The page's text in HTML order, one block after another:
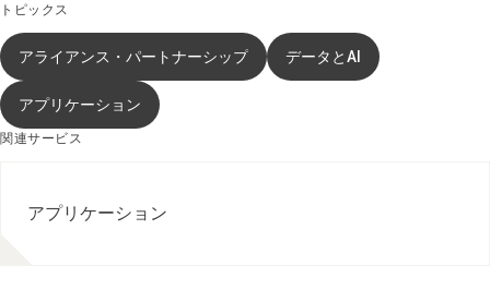
トピックス
アライアンス・パートナーシップ データとAI
アプリケーション
関連サービス
アプリケーション